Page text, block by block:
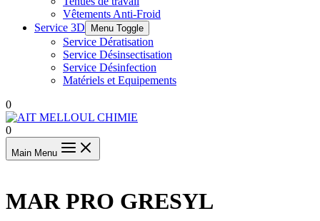
Vêtements Anti-Froid
Service 3D
Menu Toggle
Service Dératisation
Service Désinsectisation
Service Désinfection
Matériels et Equipements
0
0
Main Menu
MAR PRO GRESYL